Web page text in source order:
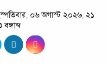
০৬ অগাস্ট ২০২৬, ২১